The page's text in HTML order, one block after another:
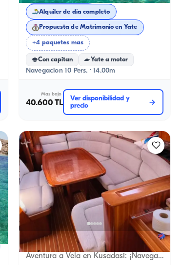
Alquiler de día completo
Propuesta de Matrimonio en Yate
+4 paquetes mas
Con capitan Yate a motor
Navegacion 10 Pers. · 14.00m
Mas bajo
40.600 TL
Ver disponibilidad y
precio
Kuşadası, Aydın Barco nuevo
Aventura a Vela en Kusadasi: ¡Navega en Beneteau!